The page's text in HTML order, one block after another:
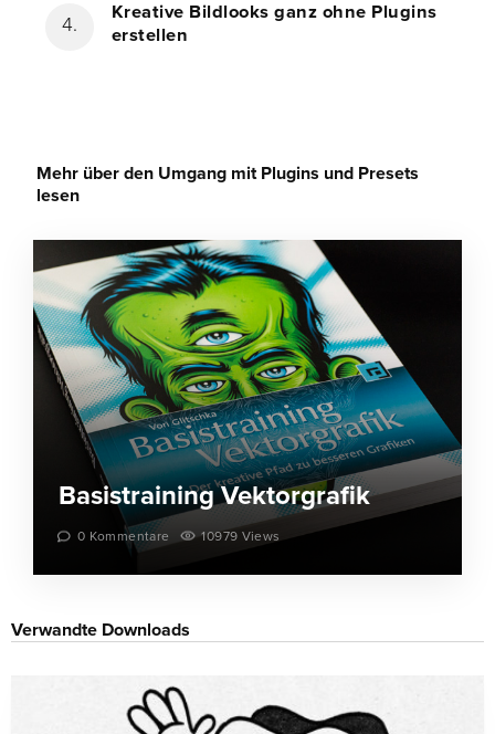
Kreative Bildlooks ganz ohne Plugins
erstellen
Mehr über den Umgang mit Plugins und Presets
lesen
Basistraining Vektorgrafik
0 Kommentare 10979 Views
Verwandte Downloads